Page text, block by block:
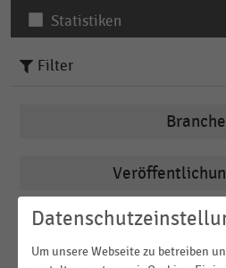
Statistiken
Filter
Arbeitsmarkt
Augenoptiker
2026
2025
Region
Um unsere Webseite zu betreiben